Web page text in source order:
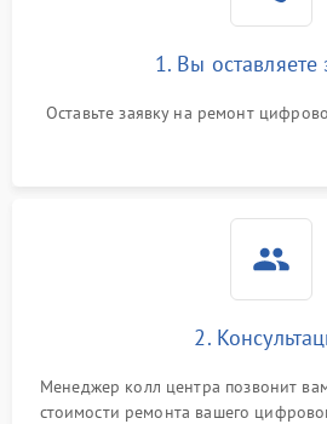
1. Вы оставляете
Оставьте заявку на ремонт
2.
Менеджер колл центра позвонит
стоимости ремонта вашего